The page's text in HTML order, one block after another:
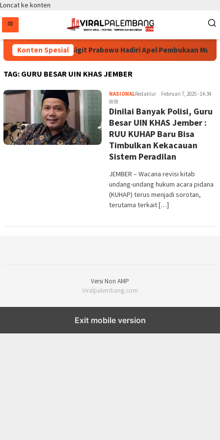
Loncat ke konten
Konten Spesial
Kapolri Listyo Sigit Prabowo Hadiri Apel Pembukaan
TAG: GURU BESAR UIN KHAS JEMBER
NASIONALRedaktur
Februari 7, 2025 - 14:34
WIB
Dinilai Banyak Polisi, Guru
Besar UIN KHAS Jember :
RUU KUHAP Baru Bisa
Timbulkan Kekacauan
Sistem Peradilan
JEMBER – Wacana revisi kitab
undang-undang hukum acara pidana
(KUHAP) terus menjadi sorotan,
terutama terkait […]
Versi Non AMP
Viralpalembang.com
Exit mobile version